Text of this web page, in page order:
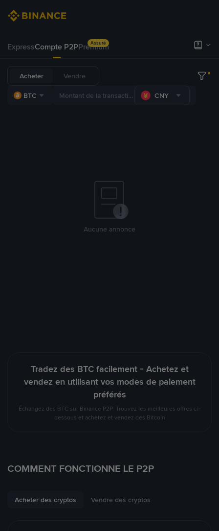
ExpressCompte P2PPremium
Assuré
Acheter Vendre
BTC CNY
Aucune annonce
Tradez des BTC facilement - Achetez et
vendez en utilisant vos modes de paiement
préférés
Échangez des BTC sur Binance P2P. Trouvez les meilleures offres ci-
dessous et achetez et vendez des Bitcoin
COMMENT FONCTIONNE LE P2P
Acheter des cryptos Vendre des cryptos